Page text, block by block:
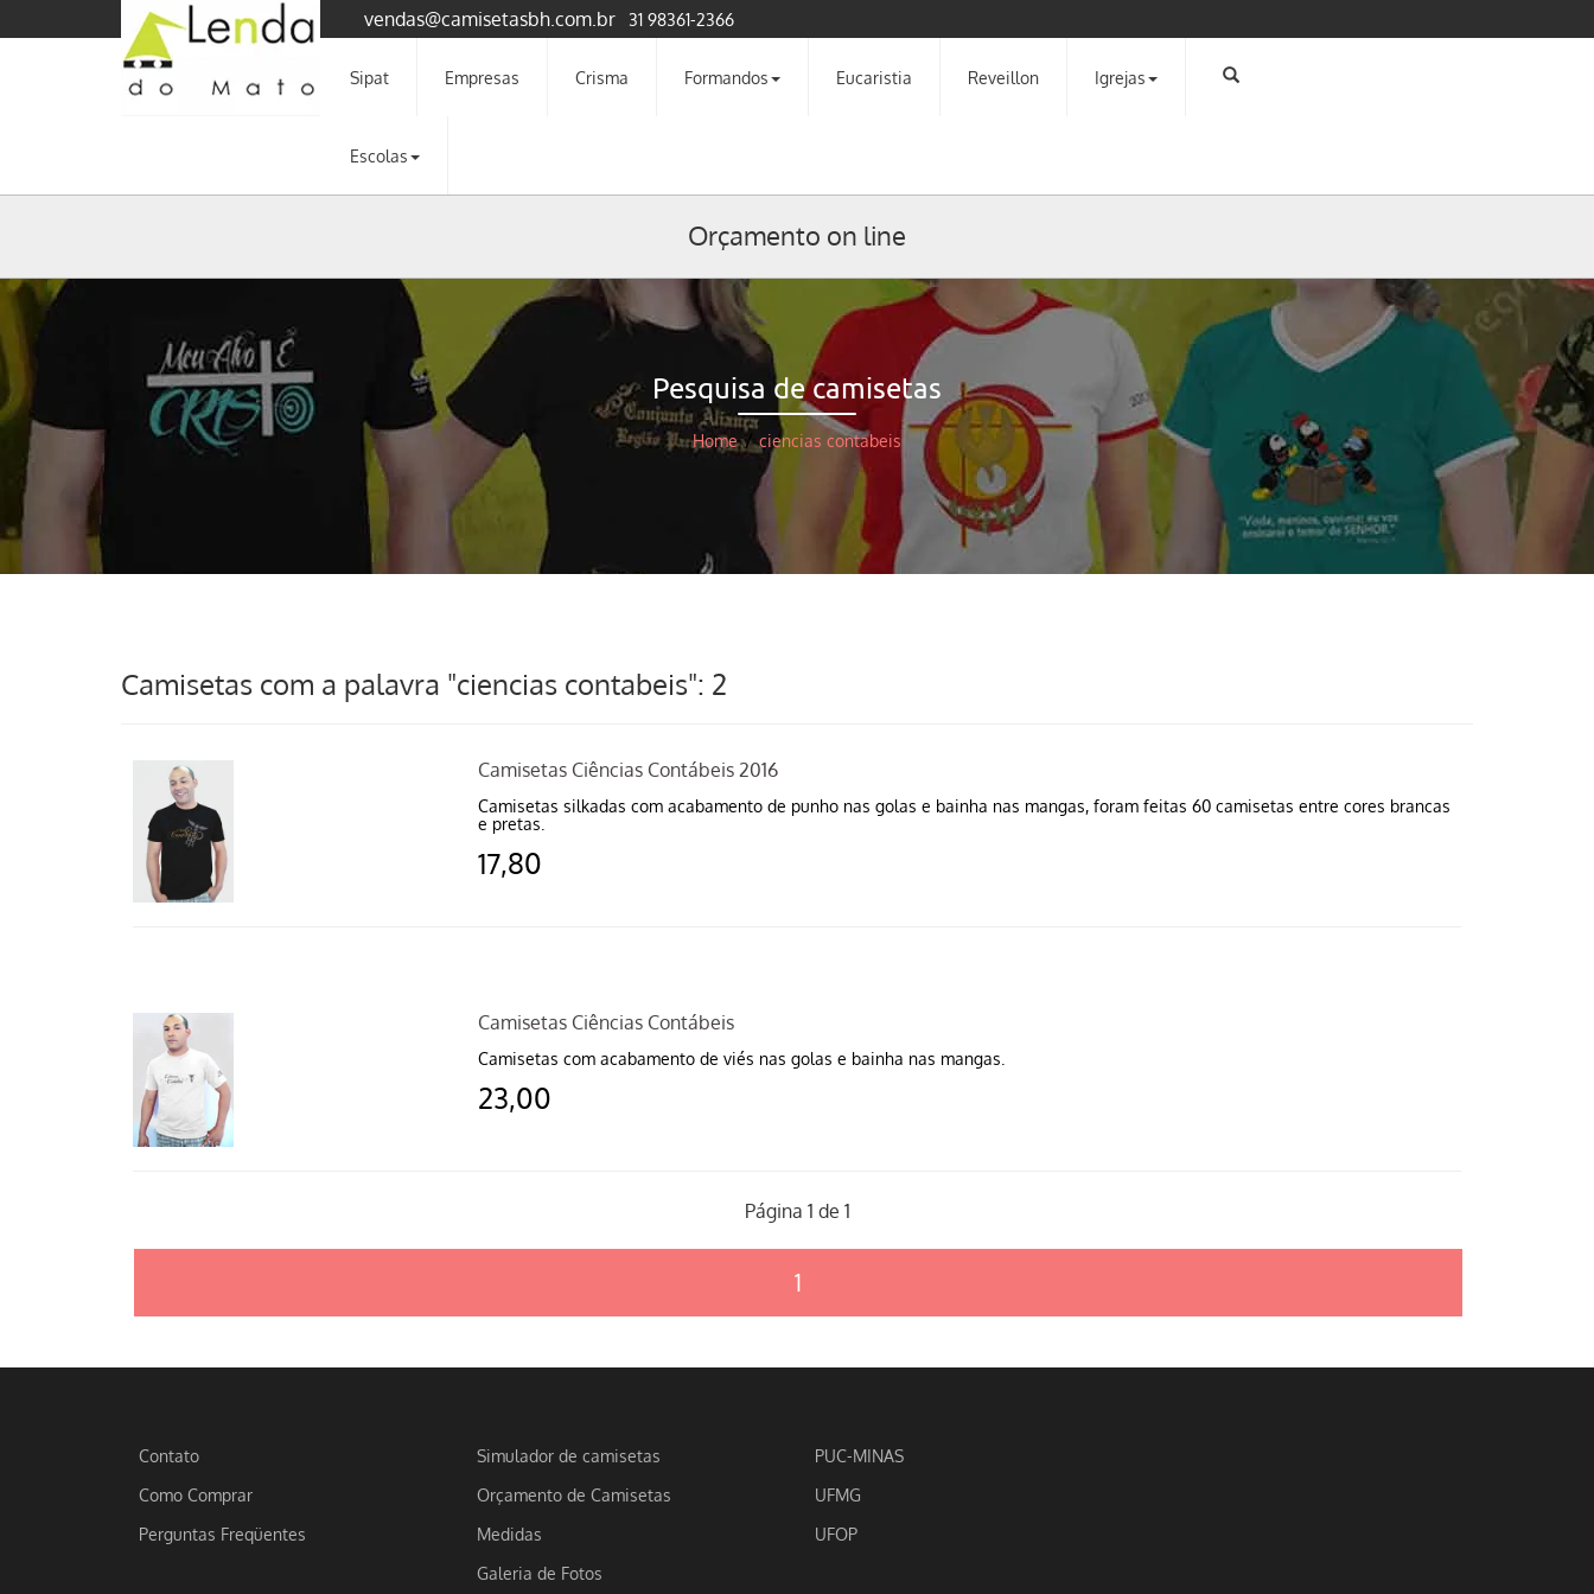
vendas@camisetasbh.com.br 31 98361-2366
Sipat Empresas Crisma Formandos Eucaristia Reveillon Igrejas
Escolas
Orçamento on line
Pesquisa de camisetas
Home / ciencias contabeis
Camisetas com a palavra "ciencias contabeis": 2
Camisetas Ciências Contábeis 2016
Camisetas silkadas com acabamento de punho nas golas e bainha nas mangas, foram feitas 60 camisetas entre cores brancas
e pretas.
17,80
Camisetas Ciências Contábeis
Camisetas com acabamento de viés nas golas e bainha nas mangas.
23,00
Página 1 de 1
1
Contato
Como Comprar
Perguntas Freqüentes
Simulador de camisetas
Orçamento de Camisetas
Medidas
Galeria de Fotos
PUC-MINAS
UFMG
UFOP